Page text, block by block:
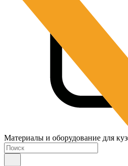
Материалы и оборудование для